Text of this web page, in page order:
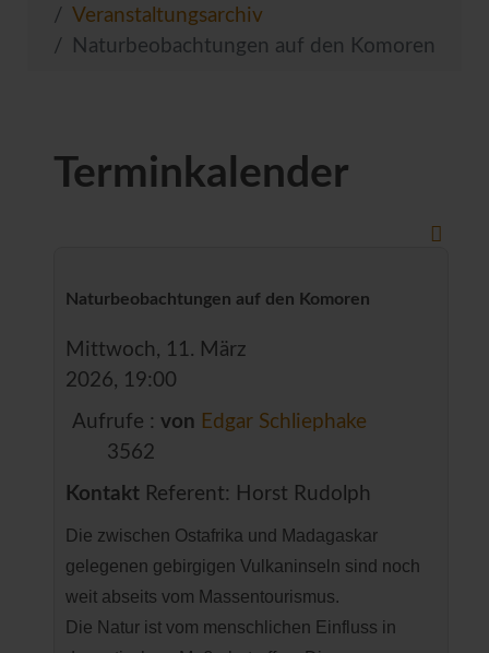
Veranstaltungsarchiv
Naturbeobachtungen auf den Komoren
Terminkalender
Naturbeobachtungen auf den Komoren
Mittwoch, 11. März
2026, 19:00
Aufrufe :
3562
von Edgar Schliephake
Kontakt Referent: Horst Rudolph
Die zwischen Ostafrika und Madagaskar
gelegenen gebirgigen Vulkaninseln sind noch
weit abseits vom Massentourismus.
Die Natur ist vom menschlichen Einfluss in